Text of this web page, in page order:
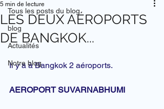
Tous les posts du blog
blog
Actualités
Notre blog
LES DEUX AÉROPORTS
DE BANGKOK...
5 min de lecture
Il y a à Bangkok 2 aéroports.
AEROPORT SUVARNABHUMI